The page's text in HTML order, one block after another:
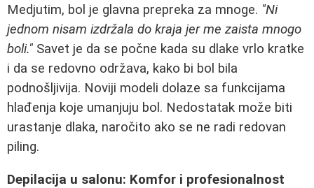
Medjutim, bol je glavna prepreka za mnoge. "Ni
jednom nisam izdržala do kraja jer me zaista mnogo
boli." Savet je da se počne kada su dlake vrlo kratke
i da se redovno održava, kako bi bol bila
podnošljivija. Noviji modeli dolaze sa funkcijama
hlađenja koje umanjuju bol. Nedostatak može biti
urastanje dlaka, naročito ako se ne radi redovan
piling.
Depilacija u salonu: Komfor i profesionalnost